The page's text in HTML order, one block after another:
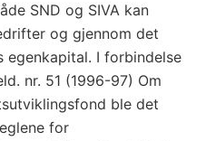
SND og SIVA kan
og gjennom det
I forbindelse
nr. 51 (1996-97) Om
ble det
for